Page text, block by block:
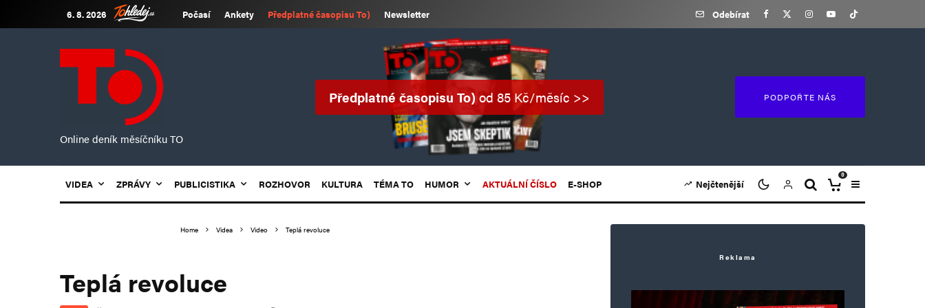
6. 8. 2026 Počasí Ankety Předplatné časopisu To) Newsletter Odebírat
Online deník měsíčníku TO
Předplatné časopisu To)od 85 Kč/měsíc >> PODPOŘTE NÁS
VIDEA ZPRÁVY PUBLICISTIKA ROZHOVOR KULTURA TÉMA TO HUMOR AKTUÁLNÍ ČÍSLO E-SHOP Nejčtenější
0
Home Videa Video Teplá revoluce
Teplá revoluce
Reklama